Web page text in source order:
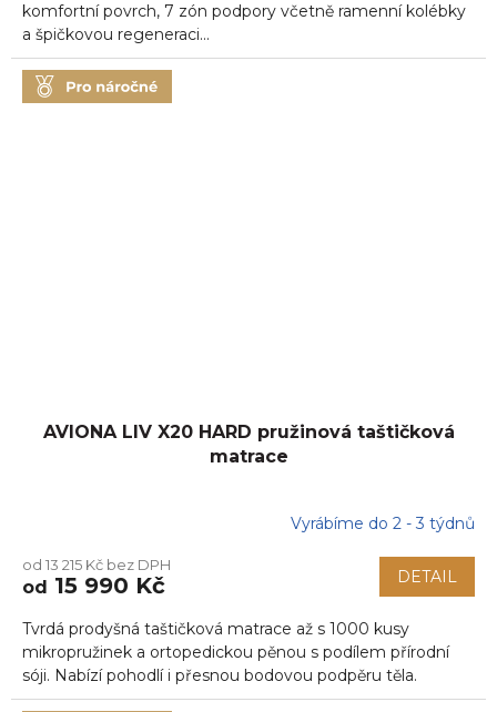
hvězdiček.
komfortní povrch, 7 zón podpory včetně ramenní kolébky
a špičkovou regeneraci...
AVIONA LIV X20 HARD pružinová taštičková
matrace
produktu
je
z
5
hvězdiček.
Vyrábíme do 2 - 3 týdnů
od 13 215 Kč bez DPH
od 15 990 Kč DETAIL
Tvrdá prodyšná taštičková matrace až s 1000 kusy
mikropružinek a ortopedickou pěnou s podílem přírodní
sóji. Nabízí pohodlí i přesnou bodovou podpěru těla.